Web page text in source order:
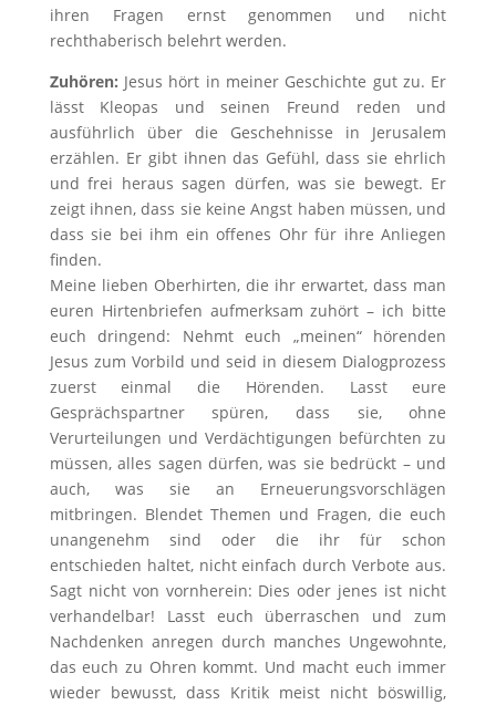
ihren Fragen ernst genommen und nicht
rechthaberisch belehrt werden.
Zuhören: Jesus hört in meiner Geschichte gut zu. Er
lässt Kleopas und seinen Freund reden und
ausführlich über die Geschehnisse in Jerusalem
erzählen. Er gibt ihnen das Gefühl, dass sie ehrlich
und frei heraus sagen dürfen, was sie bewegt. Er
zeigt ihnen, dass sie keine Angst haben müssen, und
dass sie bei ihm ein offenes Ohr für ihre Anliegen
finden.
Meine lieben Oberhirten, die ihr erwartet, dass man
euren Hirtenbriefen aufmerksam zuhört – ich bitte
euch dringend: Nehmt euch „meinen“ hörenden
Jesus zum Vorbild und seid in diesem Dialogprozess
zuerst einmal die Hörenden. Lasst eure
Gesprächspartner spüren, dass sie, ohne
Verurteilungen und Verdächtigungen befürchten zu
müssen, alles sagen dürfen, was sie bedrückt – und
auch, was sie an Erneuerungsvorschlägen
mitbringen. Blendet Themen und Fragen, die euch
unangenehm sind oder die ihr für schon
entschieden haltet, nicht einfach durch Verbote aus.
Sagt nicht von vornherein: Dies oder jenes ist nicht
verhandelbar! Lasst euch überraschen und zum
Nachdenken anregen durch manches Ungewohnte,
das euch zu Ohren kommt. Und macht euch immer
wieder bewusst, dass Kritik meist nicht böswillig,